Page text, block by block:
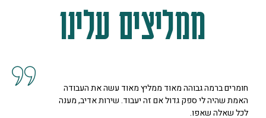
ממליצים עלינו
חומרים ברמה גבוהה מאוד ממליץ מאוד עשה את העבודה
האמת שהיה לי ספק גדול אם זה יעבוד. שירות אדיב, מענה
לכל שאלה שאפו.